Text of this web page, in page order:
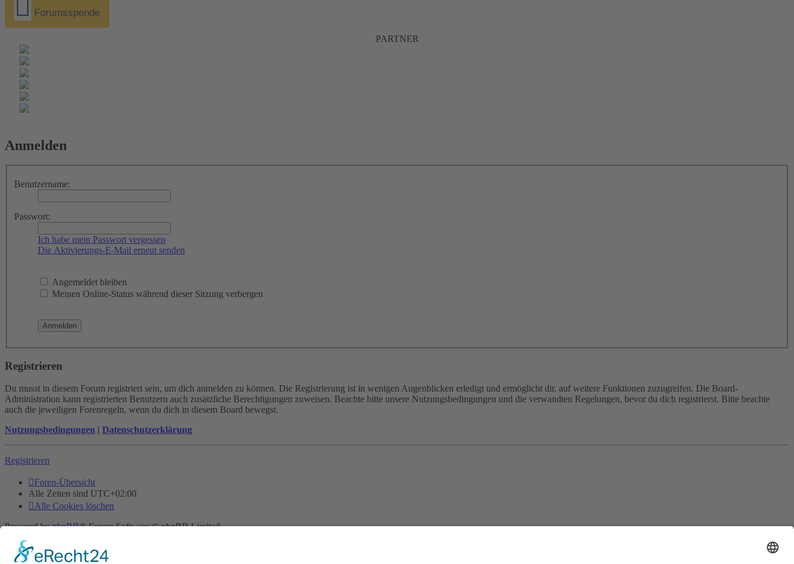
Forumsspende
PARTNER
Anmelden
Benutzername:
Passwort:
Ich habe mein Passwort vergessen
Die Aktivierungs-E-Mail erneut senden
Angemeldet bleiben
Meinen Online-Status während dieser Sitzung verbergen
Registrieren
Du musst in diesem Forum registriert sein, um dich anmelden zu können. Die Registrierung ist in wenigen Augenblicken erledigt und ermöglicht dir, auf weitere Funktionen zuzugreifen. Die Board-
Administration kann registrierten Benutzern auch zusätzliche Berechtigungen zuweisen. Beachte bitte unsere Nutzungsbedingungen und die verwandten Regelungen, bevor du dich registrierst. Bitte beachte
auch die jeweiligen Forenregeln, wenn du dich in diesem Board bewegst.
Nutzungsbedingungen | Datenschutzerklärung
Registrieren
Foren-Übersicht
Alle Zeiten sind UTC+02:00
Alle Cookies löschen
Powered byphpBB® Forum Software © phpBB Limited
Deutsche Übersetzung durch